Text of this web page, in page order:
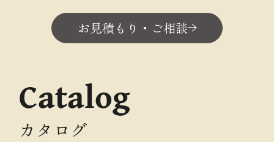
お見積もり・ご相談
Catalog
カタログ